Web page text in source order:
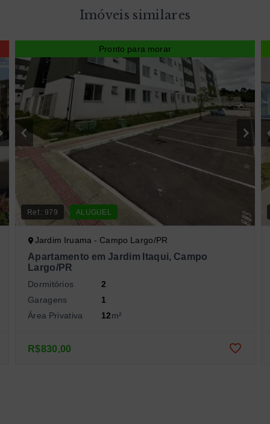
Imóveis similares
Pronto para morar
Ref.: 979 ALUGUEL
Jardim Iruama - Campo Largo/PR
Apartamento em Jardim Itaqui, Campo
Largo/PR
Dormitórios
2
Garagens
1
Área Privativa
12m²
R$830,00